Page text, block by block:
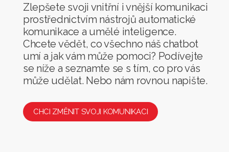
Zlepšete svoji vnitřní i vnější komunikaci
prostřednictvím nástrojů automatické
komunikace a umělé inteligence.
Chcete vědět, co všechno náš chatbot
umí a jak vám může pomoci? Podívejte
se níže a seznamte se s tím, co pro vás
může udělat. Nebo nám rovnou napište.
CHCI ZMĚNIT SVOJI KOMUNIKACI